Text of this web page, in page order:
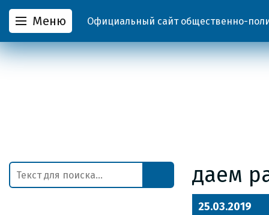
Меню Официальный сайт общественно-
даем
25.03.2019